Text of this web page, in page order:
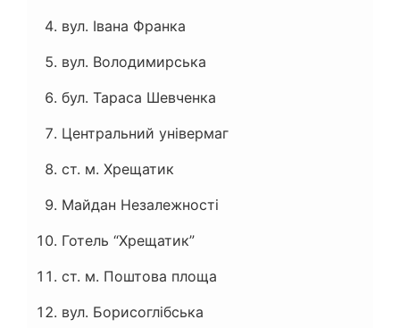
вул. Івана Франка
вул. Володимирська
бул. Тараса Шевченка
Центральний універмаг
ст. м. Хрещатик
Майдан Незалежності
Готель “Хрещатик”
ст. м. Поштова площа
вул. Борисоглібська